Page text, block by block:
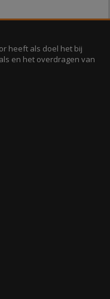
heeft als doel het bij
en het overdragen van